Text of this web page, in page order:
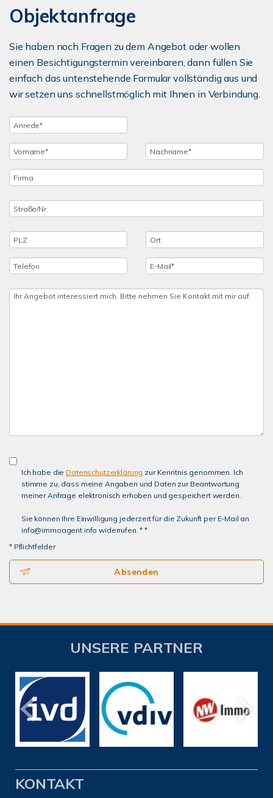
Objektanfrage
Sie haben noch Fragen zu dem Angebot oder wollen
einen Besichtigungstermin vereinbaren, dann füllen Sie
einfach das untenstehende Formular vollständig aus und
wir setzen uns schnellstmöglich mit Ihnen in Verbindung.
Ich habe die Datenschutzerklärung zur Kenntnis genommen. Ich
stimme zu, dass meine Angaben und Daten zur Beantwortung
meiner Anfrage elektronisch erhoben und gespeichert werden.
Sie können Ihre Einwilligung jederzeit für die Zukunft per E-Mail an
info@immoagent.info widerrufen. * *
* Pflichtfelder
Absenden
UNSERE PARTNER
KONTAKT